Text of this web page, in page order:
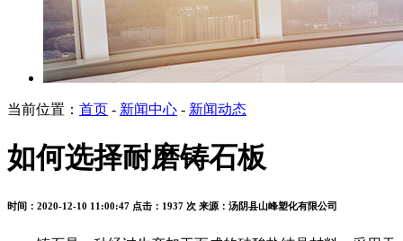
当前位置： 首页 - 新闻中心 - 新闻动态
如何选择耐磨铸石板
时间：2020-12-10 11:00:47 点击：1937 次 来源：汤阴县山峰塑化有限公司